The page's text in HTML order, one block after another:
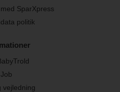
SparXpress
politik
Job
vejledning